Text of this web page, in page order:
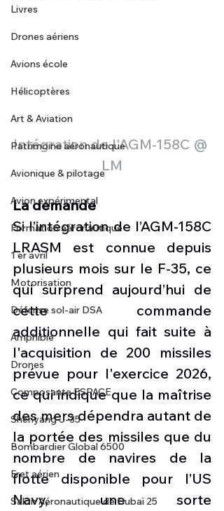
Livres
Drones aériens
Avions école
Hélicoptères
Art & Aviation
Patrimoine aéronautique
Avionique & pilotage
Avion expérimental
Formation aéronautique
1 er avril
Motorisation
Défense sol-air DSA
Amphibie
Drones
Composante ESPACE
Shenyang J-35
Bombardier Global 6500
Fret aérien
Salon Aéronautique de Dubaï 25
Intégration de l'AGM-158C @
LM
La demande
Si l’intégration de l’AGM-158C
LRASM est connue depuis
plusieurs mois sur le F-35, ce
qui surprend aujourd’hui de
cette commande
additionnelle qui fait suite à
l'acquisition de 200 missiles
prévue pour l'exercice 2026,
ce qui indique que la maîtrise
des mers dépendra autant de
la portée des missiles que du
nombre de navires de la
flotte disponible pour l’US
Navy, une sorte